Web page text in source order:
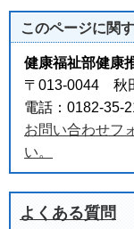
このページに関
健康福祉部健康
〒013-0044 秋
電話：0182-35-
お問い合わせフ
い。
よくある質問